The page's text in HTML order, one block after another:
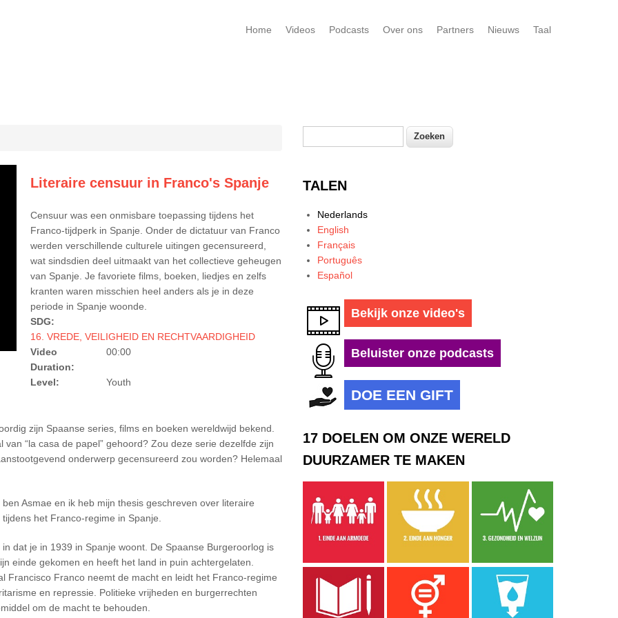
Home Videos Podcasts Over ons Partners Nieuws Taal
Literaire censuur in Franco's Spanje
Censuur was een onmisbare toepassing tijdens het
Franco-tijdperk in Spanje. Onder de dictatuur van Franco
werden verschillende culturele uitingen gecensureerd,
wat sindsdien deel uitmaakt van het collectieve geheugen
van Spanje. Je favoriete films, boeken, liedjes en zelfs
kranten waren misschien heel anders als je in deze
periode in Spanje woonde.
SDG:
16. VREDE, VEILIGHEID EN RECHTVAARDIGHEID
Video
Duration:
00:00
Level: Youth
zijn Spaanse series, films en boeken wereldwijd bekend.
van “la casa de papel” gehoord? Zou deze serie dezelfde zijn
onderwerp gecensureerd zou worden? Helemaal
ben Asmae en ik heb mijn thesis geschreven over literaire
tijdens het Franco-regime in Spanje.
in dat je in 1939 in Spanje woont. De Spaanse Burgeroorlog is
einde gekomen en heeft het land in puin achtergelaten.
Francisco Franco neemt de macht en leidt het Franco-regime
en repressie. Politieke vrijheden en burgerrechten
om de macht te behouden.
TALEN
Nederlands
English
Français
Português
Español
Bekijk onze video's
Beluister onze podcasts
DOE EEN GIFT
17 DOELEN OM ONZE WERELD
DUURZAMER TE MAKEN